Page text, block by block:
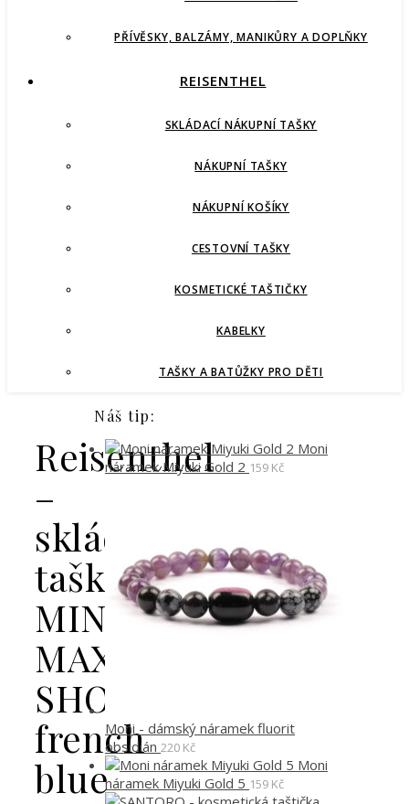
PŘÍVĚSKY, BALZÁMY, MANIKŮRY A DOPLŇKY
REISENTHEL
SKLÁDACÍ NÁKUPNÍ TAŠKY
NÁKUPNÍ TAŠKY
NÁKUPNÍ KOŠÍKY
CESTOVNÍ TAŠKY
KOSMETICKÉ TAŠTIČKY
KABELKY
TAŠKY A BATŮŽKY PRO DĚTI
Reisenthel
–
skládací
taška
MINI
MAXI
SHOPPER
french
blue
Náš tip:
Moni
náramek Miyuki Gold 2 159 Kč
Moni - dámský náramek fluorit
obsidián 220 Kč
Moni
náramek Miyuki Gold 5 159 Kč